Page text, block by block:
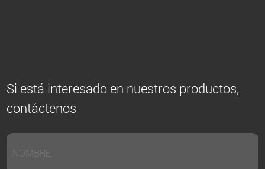
Si está interesado en nuestros productos,
contáctenos